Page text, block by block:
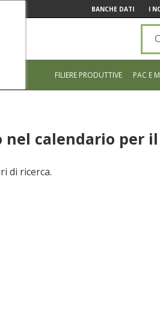
BANCHE DATI I
FILIERE PRODUTTIVE PAC E
nel calendario per
di ricerca.